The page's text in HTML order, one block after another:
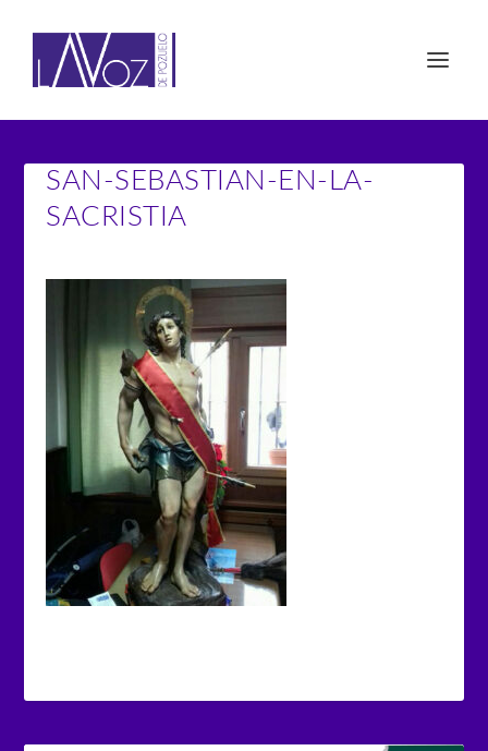
SAN-SEBASTIAN-EN-LA-
SACRISTIA